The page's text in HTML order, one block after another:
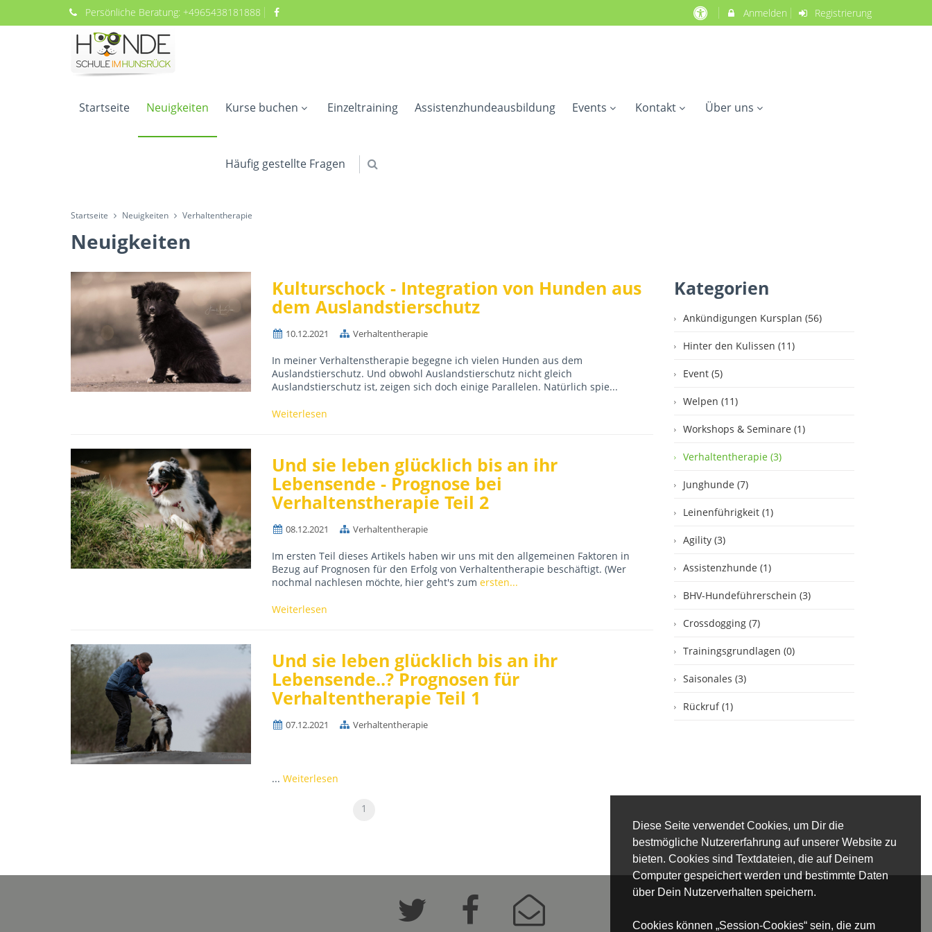
Diese Seite verwendet Cookies, um Dir die
bestmögliche Nutzererfahrung auf unserer Website zu
bieten. Cookies sind Textdateien, die auf Deinem
Computer gespeichert werden und bestimmte Daten
über Dein Nutzerverhalten speichern.
Cookies können „Session-Cookies“ sein, die zum
Persönliche Beratung: +4965438181888 Anmelden Registrierung
Startseite Neuigkeiten Kurse buchen Einzeltraining Assistenzhundeausbildung Events Kontakt Über uns
Häufig gestellte Fragen
Startseite Neuigkeiten Verhaltentherapie
Neuigkeiten
Kulturschock - Integration von Hunden aus
dem Auslandstierschutz
10.12.2021 Verhaltentherapie
In meiner Verhaltenstherapie begegne ich vielen Hunden aus dem
Auslandstierschutz. Und obwohl Auslandstierschutz nicht gleich
Auslandstierschutz ist, zeigen sich doch einige Parallelen. Natürlich spie...
Weiterlesen
Und sie leben glücklich bis an ihr
Lebensende - Prognose bei
Verhaltenstherapie Teil 2
08.12.2021 Verhaltentherapie
Im ersten Teil dieses Artikels haben wir uns mit den allgemeinen Faktoren in
Bezug auf Prognosen für den Erfolg von Verhaltentherapie beschäftigt. (Wer
nochmal nachlesen möchte, hier geht's zum ersten...
Weiterlesen
Und sie leben glücklich bis an ihr
Lebensende..? Prognosen für
Verhaltentherapie Teil 1
07.12.2021 Verhaltentherapie
... Weiterlesen
1
Kategorien
Ankündigungen Kursplan (56)
Hinter den Kulissen (11)
Event (5)
Welpen (11)
Workshops & Seminare (1)
Verhaltentherapie (3)
Junghunde (7)
Leinenführigkeit (1)
Agility (3)
Assistenzhunde (1)
BHV-Hundeführerschein (3)
Crossdogging (7)
Trainingsgrundlagen (0)
Saisonales (3)
Rückruf (1)